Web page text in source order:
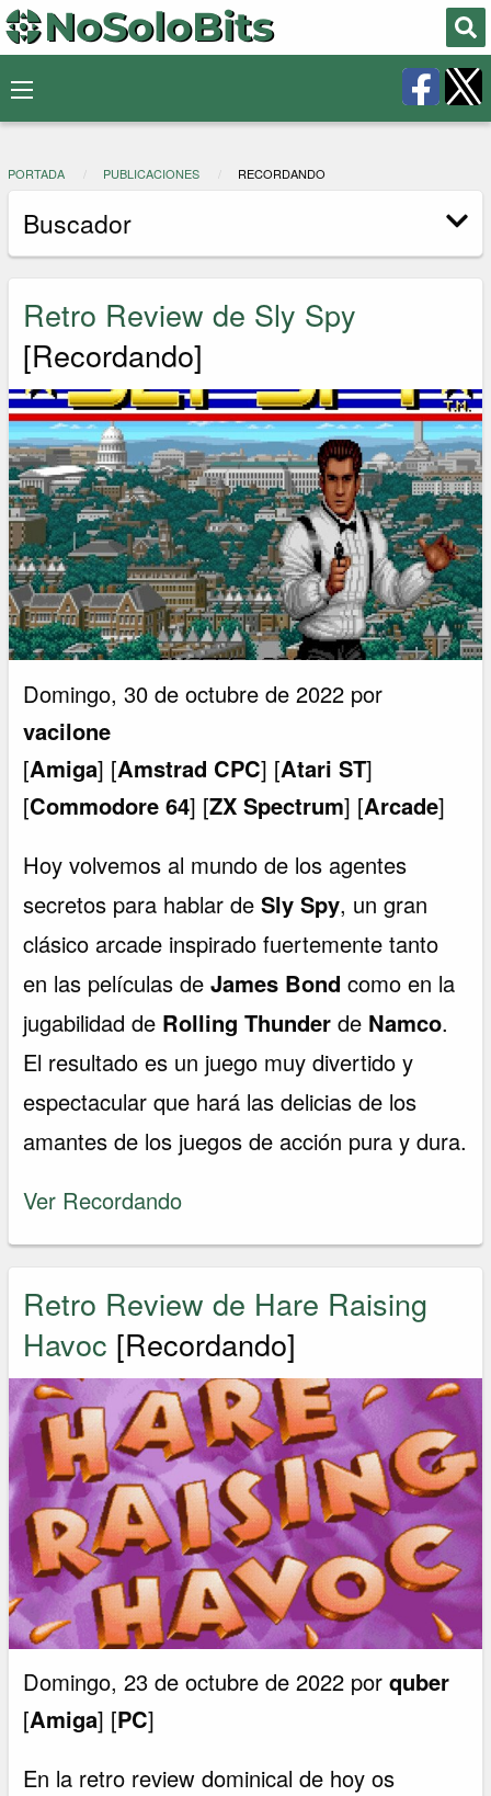
PORTADA PUBLICACIONES RECORDANDO
Buscador
Retro Review de Sly Spy
[Recordando]
Domingo, 30 de octubre de 2022 por
vacilone
[Amiga] [Amstrad CPC] [Atari ST]
[Commodore 64] [ZX Spectrum] [Arcade]
Hoy volvemos al mundo de los agentes
secretos para hablar deSly Spy, un gran
clásico arcade inspirado fuertemente tanto
en las películas deJames Bond como en la
jugabilidad de Rolling Thunder de Namco.
El resultado es un juego muy divertido y
espectacular que hará las delicias de los
amantes de los juegos de acción pura y dura.
Ver Recordando
Retro Review de Hare Raising
Havoc [Recordando]
Domingo, 23 de octubre de 2022 porquber
[Amiga] [PC]
En la retro review dominical de hoy os